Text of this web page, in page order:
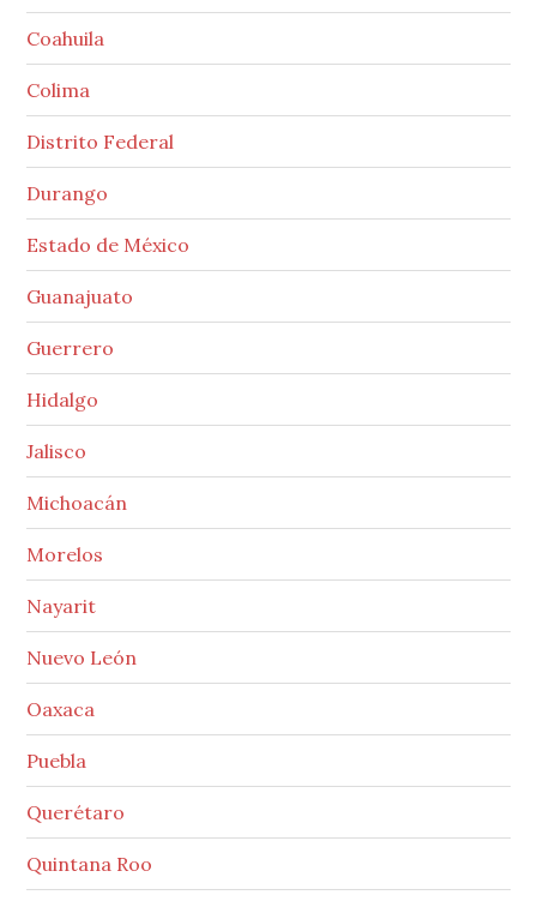
Coahuila
Colima
Distrito Federal
Durango
Estado de México
Guanajuato
Guerrero
Hidalgo
Jalisco
Michoacán
Morelos
Nayarit
Nuevo León
Oaxaca
Puebla
Querétaro
Quintana Roo